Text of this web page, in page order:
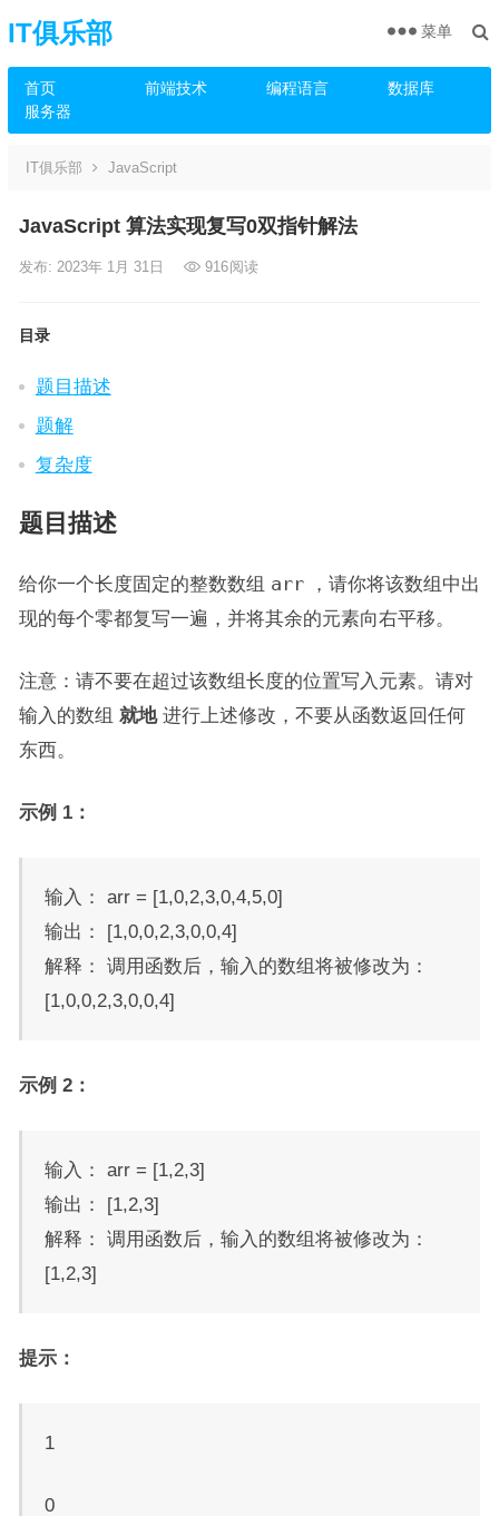
IT俱乐部
首页 前端技术 编程语言
数据库
服务器
菜单
IT俱乐部 JavaScript
JavaScript 算法实现复写0双指针解法
发布: 2023年 1月 31日 916阅读
目录
题目描述
题解
复杂度
题目描述
给你一个长度固定的整数数组 arr，请你将该数组中出
现的每个零都复写一遍，并将其余的元素向右平移。
注意：请不要在超过该数组长度的位置写入元素。请对
输入的数组 就地进行上述修改，不要从函数返回任何
东西。
示例 1：
输入： arr = [1,0,2,3,0,4,5,0]
输出： [1,0,0,2,3,0,0,4]
解释： 调用函数后，输入的数组将被修改为：
[1,0,0,2,3,0,0,4]
示例 2：
输入： arr = [1,2,3]
输出： [1,2,3]
解释： 调用函数后，输入的数组将被修改为：
[1,2,3]
提示：
1
0